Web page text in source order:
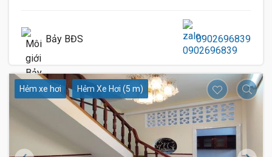
Bảy BĐS 0902696839
Hẻm xe hơi Hẻm Xe Hơi (5 m)